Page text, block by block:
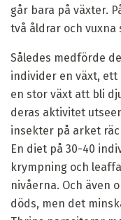
går bara på växter.
två åldrar och vuxna
Således medförde
individer en växt,
en stor växt att bli
deras aktivitet
insekter på arket
En diet på 30-40
krympning och
nivåerna. Och även
döds, men det